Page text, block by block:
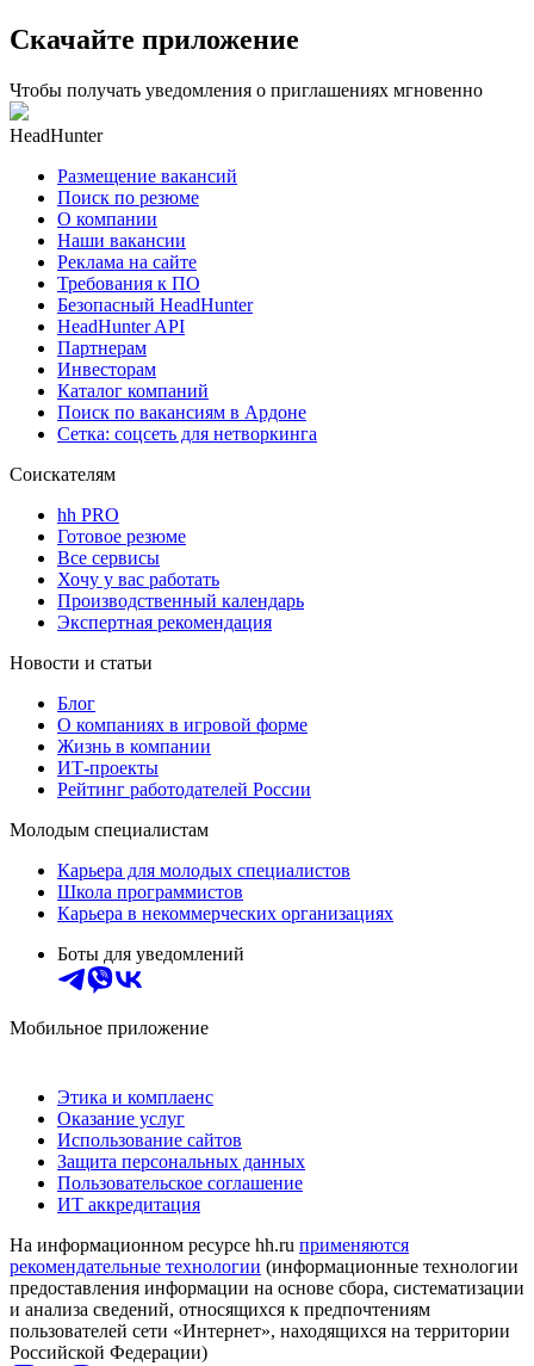
Скачайте приложение
Чтобы получать уведомления о приглашениях мгновенно
HeadHunter
Размещение вакансий
Поиск по резюме
О компании
Наши вакансии
Реклама на сайте
Требования к ПО
Безопасный HeadHunter
HeadHunter API
Партнерам
Инвесторам
Каталог компаний
Поиск по вакансиям в Ардоне
Сетка: соцсеть для нетворкинга
Соискателям
hh PRO
Готовое резюме
Все сервисы
Хочу у вас работать
Производственный календарь
Экспертная рекомендация
Новости и статьи
Блог
О компаниях в игровой форме
Жизнь в компании
ИТ-проекты
Рейтинг работодателей России
Молодым специалистам
Карьера для молодых специалистов
Школа программистов
Карьера в некоммерческих организациях
Боты для уведомлений
Мобильное приложение
Этика и комплаенс
Оказание услуг
Использование сайтов
Защита персональных данных
Пользовательское соглашение
ИТ аккредитация
На информационном ресурсе hh.ru применяются
рекомендательные технологии (информационные технологии
предоставления информации на основе сбора, систематизации
и анализа сведений, относящихся к предпочтениям
пользователей сети «Интернет», находящихся на территории
Российской Федерации)